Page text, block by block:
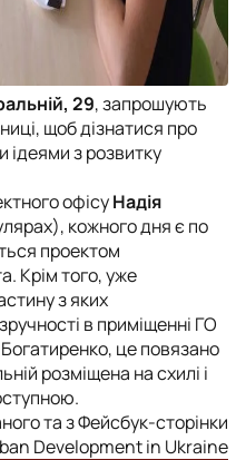
29, запрошують
щоб дізнатися про
ідеями з розвитку
офісуНадія
кожного дня є по
проектом
Крім того, уже
з яких
в приміщенні ГО
це повязано
розміщена на схилі і
та з Фейсбук-сторінки
Development in Ukraine